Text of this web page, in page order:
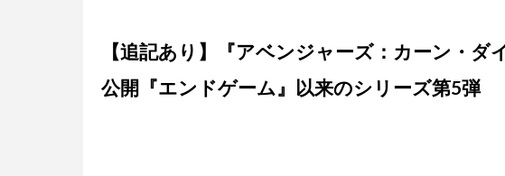
【追記あり】『アベンジャーズ：カーン・ダ
公開『エンドゲーム』以来のシリーズ第5弾